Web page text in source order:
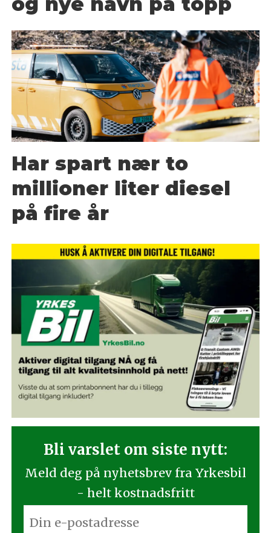
Har spart nær to
millioner liter diesel
på fire år
Bli varslet om siste nytt:
Meld deg på nyhetsbrev fra Yrkesbil
- helt kostnadsfritt